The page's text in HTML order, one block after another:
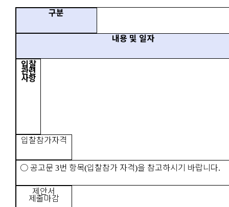
구분
내용 및 일자
입찰
관련
사항
입찰참가자격
○공고문 3번 항목(입찰참가 자격)을 참고하시기 바랍니다.
제안서
제출마감